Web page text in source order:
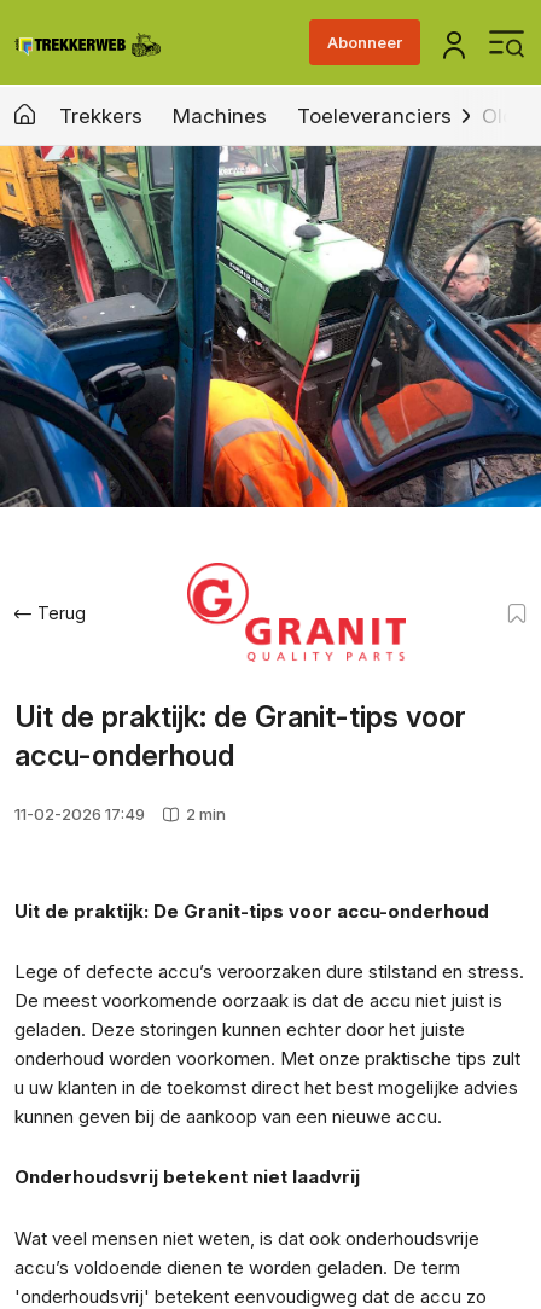
Abonneer
Trekkers Machines Toeleveranciers Old &
Terug
Uit de praktijk: de Granit-tips voor
accu-onderhoud
11-02-2026 17:49 2 min
Uit de praktijk: De Granit-tips voor accu-onderhoud
Lege of defecte accu’s veroorzaken dure stilstand en stress.
De meest voorkomende oorzaak is dat de accu niet juist is
geladen. Deze storingen kunnen echter door het juiste
onderhoud worden voorkomen. Met onze praktische tips zult
u uw klanten in de toekomst direct het best mogelijke advies
kunnen geven bij de aankoop van een nieuwe accu.
Onderhoudsvrij betekent niet laadvrij
Wat veel mensen niet weten, is dat ook onderhoudsvrije
accu’s voldoende dienen te worden geladen. De term
'onderhoudsvrij' betekent eenvoudigweg dat de accu zo